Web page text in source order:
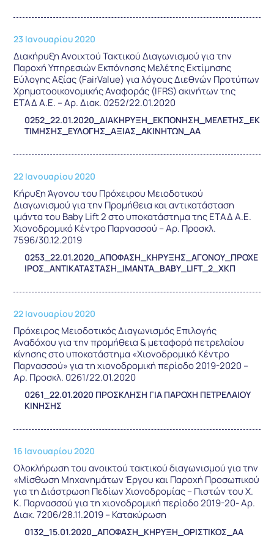
23 Ιανουαρίου 2020
Διακήρυξη Ανοιχτού Τακτικού Διαγωνισμού για την
Παροχή Υπηρεσιών Εκπόνησης Μελέτης Εκτίμησης
Εύλογης Αξίας (FairValue) για λόγους Διεθνών Προτύπων
Χρηματοοικονομικής Αναφοράς (IFRS) ακινήτων της
ΕΤΑΔ Α.Ε. – Αρ. Διακ. 0252/22.01.2020
0252_22.01.2020_ΔΙΑΚΗΡΥΞΗ_ΕΚΠΟΝΗΣΗ_ΜΕΛΕΤΗΣ_ΕΚ
ΤΙΜΗΣΗΣ_ΕΥΛΟΓΗΣ_ΑΞΙΑΣ_ΑΚΙΝΗΤΩΝ_ΑΑ
22 Ιανουαρίου 2020
Κήρυξη Άγονου του Πρόχειρου Μειοδοτικού
Διαγωνισμού για την Προμήθεια και αντικατάσταση
ιμάντα του Baby Lift 2 στο υποκατάστημα της ΕΤΑΔ Α.Ε.
Χιονοδρομικό Κέντρο Παρνασσού – Αρ. Προσκλ.
7596/30.12.2019
0253_22.01.2020_ΑΠΟΦΑΣΗ_ΚΗΡΥΞΗΣ_ΑΓΟΝΟΥ_ΠΡΟΧΕ
ΙΡΟΣ_ΑΝΤΙΚΑΤΑΣΤΑΣΗ_ΙΜΑΝΤΑ_BABY_LIFT_2_ΧΚΠ
22 Ιανουαρίου 2020
Πρόχειρος Μειοδοτικός Διαγωνισμός Επιλογής
Αναδόχου για την προμήθεια & μεταφορά πετρελαίου
κίνησης στο υποκατάστημα «Χιονοδρομικό Κέντρο
Παρνασσού» για τη χιονοδρομική περίοδο 2019-2020 –
Αρ. Προσκλ. 0261/22.01.2020
0261_22.01.2020 ΠΡΟΣΚΛΗΣΗ ΓΙΑ ΠΑΡΟΧΗ ΠΕΤΡΕΛΑΙΟΥ
ΚΙΝΗΣΗΣ
16 Ιανουαρίου 2020
Ολοκλήρωση του ανοικτού τακτικού διαγωνισμού για την
«Μίσθωση Μηχανημάτων Έργου και Παροχή Προσωπικού
για τη Διάστρωση Πεδίων Χιονοδρομίας – Πιστών του Χ.
Κ. Παρνασσού για τη χιονοδρομική περίοδο 2019-20- Αρ.
Διακ. 7206/28.11.2019 – Κατακύρωση
0132_15.01.2020_ΑΠΟΦΑΣΗ_ΚΗΡΥΞΗ_ΟΡΙΣΤΙΚΟΣ_ΑΑ